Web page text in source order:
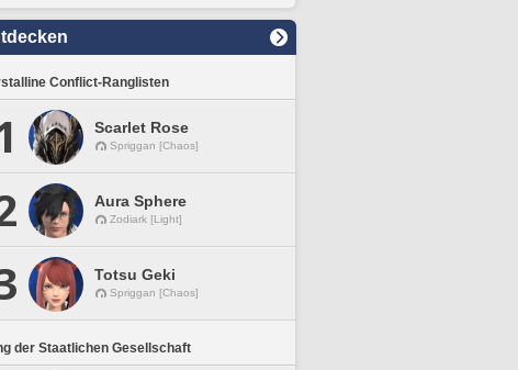
Conflict-Ranglisten
Scarlet Rose
Spriggan [Chaos]
Aura Sphere
Zodiark [Light]
Totsu Geki
Spriggan [Chaos]
der Staatlichen Gesellschaft